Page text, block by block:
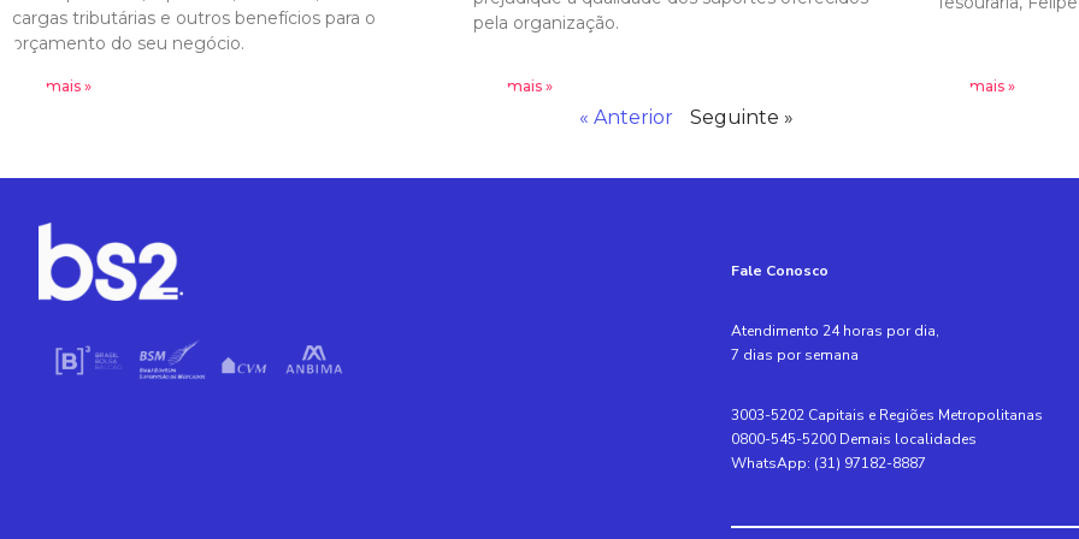
cargas tributárias e outros benefícios para o
orçamento do seu negócio.
Leia mais »
pela organização.
Leia mais » Leia mais »
« Anterior Seguinte »
Fale Conosco
Atendimento 24 horas por dia,
7 dias por semana
3003-5202 Capitais e Regiões Metropolitanas
0800-545-5200 Demais localidades
WhatsApp: (31) 97182-8887